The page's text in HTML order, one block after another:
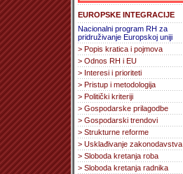
EUROPSKE INTEGRACIJE
Nacionalni program RH za
pridruživanje Europskoj uniji
> Popis kratica i pojmova
> Odnos RH i EU
> Interesi i prioriteti
> Pristup i metodologija
> Politički kriteriji
> Gospodarske prilagodbe
> Gospodarski trendovi
> Strukturne reforme
> Usklađivanje zakonodavstva
> Sloboda kretanja roba
> Sloboda kretanja radnika